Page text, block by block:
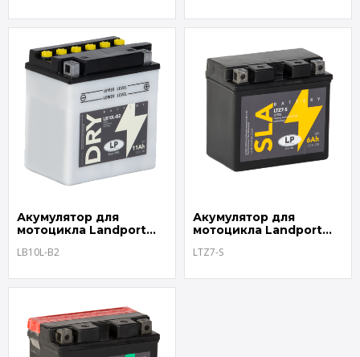
Акумулятор для
мотоцикла Landport
LB10L-B2
Акумулятор для
мотоцикла Landport
LTZ7-S